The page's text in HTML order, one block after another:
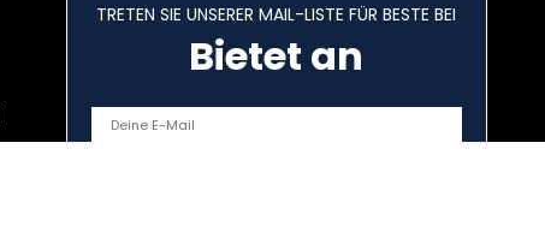
TRETEN SIE UNSERER MAIL-LISTE FÜR BESTE BEI
Bietet an